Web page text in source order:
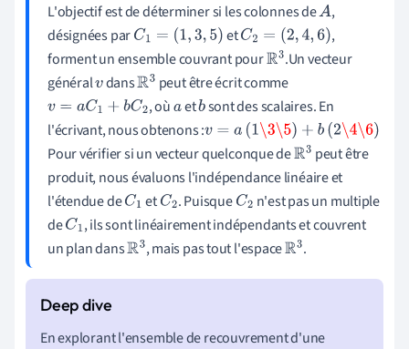
L'objectif est de déterminer si les colonnes deA ,
désignées parC1= (1, 3,5) etC2= (2, 4,6)
,
forment un ensemble couvrant pourR3 .Un vecteur
généralvdansR3 peut être écrit comme
v=aC 1+bC 2 , oùa etbsont des scalaires. En
l'écrivant, nous obtenons :v=a( 1\3\5)+b(2\4\6 )
Pour vérifier si un vecteur quelconque deR3 peut être
produit, nous évaluons l'indépendance linéaire et
l'étendue deC1 etC2 . PuisqueC2 n'est pas un multiple
deC1 , ils sont linéairement indépendants et couvrent
un plan dansR3 , mais pas tout l'espaceR3 .
En explorant l'ensemble de recouvrement d'une